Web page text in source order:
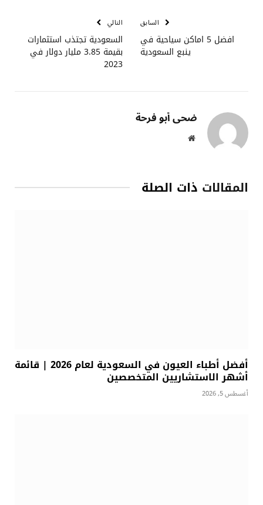
السابق
افضل 5 اماكن سياحية في
ينبع السعودية
التالي
السعودية تجتذب استثمارات
بقيمة 3.85 مليار دولار في
2023
ضحى أبو فرحة
موقع
المقالات ذات الصلة
أفضل أطباء العيون في السعودية لعام 2026 | قائمة
أشهر الاستشاريين المتخصصين
أغسطس 5, 2026